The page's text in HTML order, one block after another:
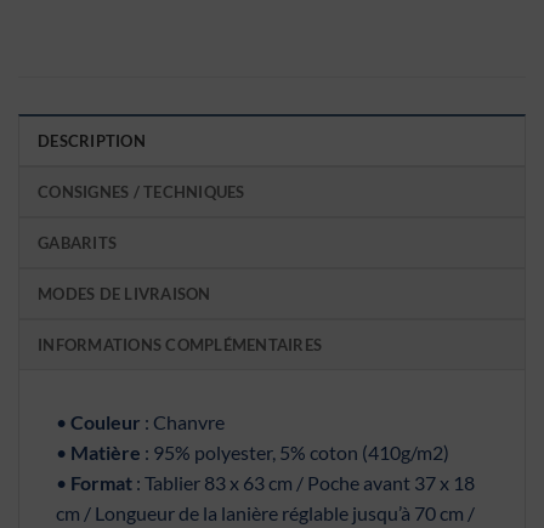
DESCRIPTION
CONSIGNES / TECHNIQUES
GABARITS
MODES DE LIVRAISON
INFORMATIONS COMPLÉMENTAIRES
• Couleur : Chanvre
• Matière : 95% polyester, 5% coton (410g/m2)
• Format : Tablier 83 x 63 cm / Poche avant 37 x 18
cm / Longueur de la lanière réglable jusqu’à 70 cm /